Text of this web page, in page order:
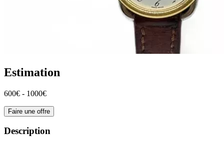
Estimation
600€ - 1000€
Faire une offre
Description